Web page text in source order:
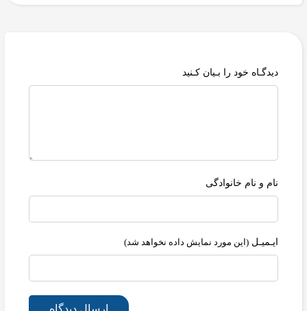
دیدگـاه خود را بـیان کـنید
نام و نام خانوادگی
ایـمیـل (این مورد نمایش داده نخواهد شد)
ارسال دیدگاه